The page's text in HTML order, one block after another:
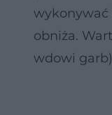
wykonywać
obniża.
wdowi